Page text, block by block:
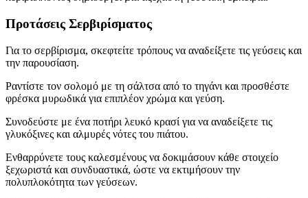
Προτάσεις Σερβιρίσματος
Για το σερβίρισμα, σκεφτείτε τρόπους να αναδείξετε τις γεύσεις και
την παρουσίαση.
Ραντίστε τον σολομό με τη σάλτσα από το τηγάνι και προσθέστε
φρέσκα μυρωδικά για επιπλέον χρώμα και γεύση.
Συνοδεύστε με ένα ποτήρι λευκό κρασί για να αναδείξετε τις
γλυκόξινες και αλμυρές νότες του πιάτου.
Ενθαρρύνετε τους καλεσμένους να δοκιμάσουν κάθε στοιχείο
ξεχωριστά και συνδυαστικά, ώστε να εκτιμήσουν την
πολυπλοκότητα των γεύσεων.